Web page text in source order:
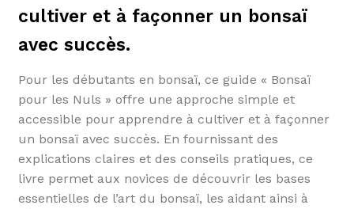
cultiver et à façonner un bonsaï
avec succès.
Pour les débutants en bonsaï, ce guide « Bonsaï
pour les Nuls » offre une approche simple et
accessible pour apprendre à cultiver et à façonner
un bonsaï avec succès. En fournissant des
explications claires et des conseils pratiques, ce
livre permet aux novices de découvrir les bases
essentielles de l’art du bonsaï, les aidant ainsi à